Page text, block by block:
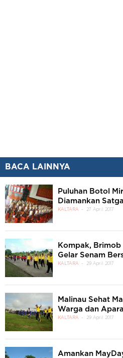
BACA LAINNYA
Puluhan Botol
Diamankan
KALTARA 27 April 2017
Kompak,
Gelar Senam
KALTARA 29 April 2017
Malinau Sehat
Warga dan
KALTARA 29 April 2017
Amankan